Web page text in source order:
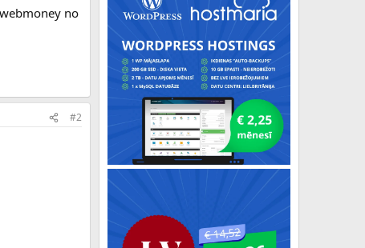
no
#2